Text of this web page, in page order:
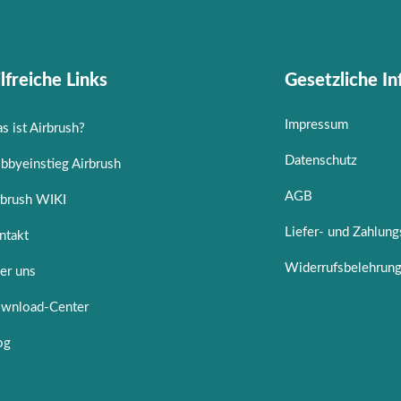
Links
ist Airbrush?
Airbrush
WIKI
uns
Center
Gesetzliche
Impressum
Datenschutz
AGB
Liefer- und
Widerrufsbelehrung